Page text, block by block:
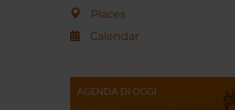
Places
Calendar
AGENDA DI OGGI